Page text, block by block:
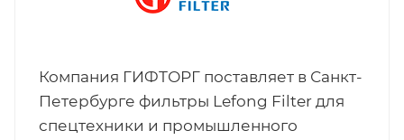
Компания ГИФТОРГ поставляет в Санкт-
Петербурге фильтры Lefong Filter для
спецтехники и промышленного